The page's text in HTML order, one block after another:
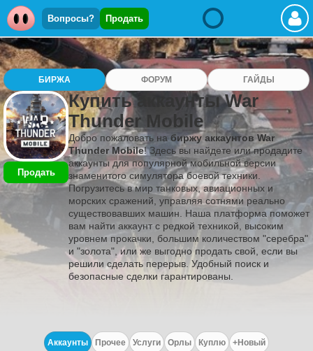
Вопросы? Продать
БИРЖА ФОРУМ ГАЙДЫ
Продать
Купить аккаунты War
Thunder Mobile
Добро пожаловать на биржу аккаунтов War
Thunder Mobile! Здесь вы найдете или продадите
аккаунты для популярной мобильной версии
знаменитого симулятора боевой техники.
Погрузитесь в мир танковых, авиационных и
морских сражений, управляя сотнями реально
существовавших машин. Наша платформа поможет
вам найти аккаунт с редкой техникой, высоким
уровнем прокачки, большим количеством "серебра"
и "золота", или же выгодно продать свой, если вы
решили сделать перерыв. Удобный поиск и
безопасные сделки гарантированы.
Аккаунты Прочее Услуги Орлы Куплю +Новый